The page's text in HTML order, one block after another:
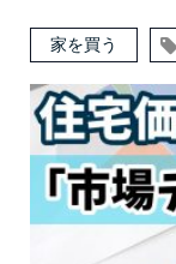
家を買う